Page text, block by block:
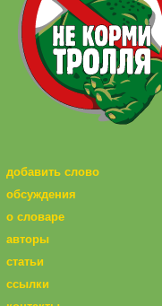
добавить слово
обсуждения
о словаре
авторы
статьи
ссылки